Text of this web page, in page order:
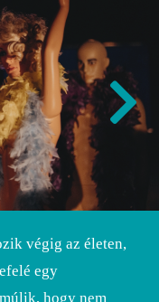
végig az életen,
egy
hogy nem